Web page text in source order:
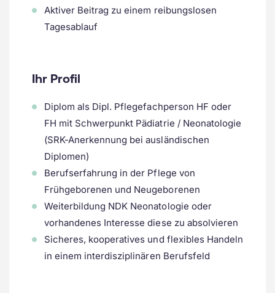
Aktiver Beitrag zu einem reibungslosen
Tagesablauf
Ihr Profil
Diplom als Dipl. Pflegefachperson HF oder
FH mit Schwerpunkt Pädiatrie / Neonatologie
(SRK-Anerkennung bei ausländischen
Diplomen)
Berufserfahrung in der Pflege von
Frühgeborenen und Neugeborenen
Weiterbildung NDK Neonatologie oder
vorhandenes Interesse diese zu absolvieren
Sicheres, kooperatives und flexibles Handeln
in einem interdisziplinären Berufsfeld